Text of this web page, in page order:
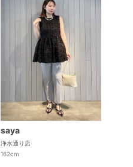
saya
浄水通り店
162cm